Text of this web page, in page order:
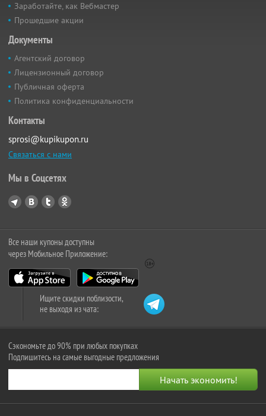
Заработайте, как Вебмастер
Прошедшие акции
Документы
Агентский договор
Лицензионный договор
Публичная оферта
Политика конфиденциальности
Контакты
sprosi@kupikupon.ru
Связаться с нами
Мы в Соцсетях
Все наши купоны доступны
через Мобильное Приложение:
Ищите скидки поблизости,
не выходя из чата:
Сэкономьте до 90% при любых покупках
Подпишитесь на самые выгодные предложения